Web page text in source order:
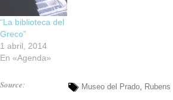
“La biblioteca del
Greco”
1 abril, 2014
En «Agenda»
Museo del Prado, Rubens
Source: